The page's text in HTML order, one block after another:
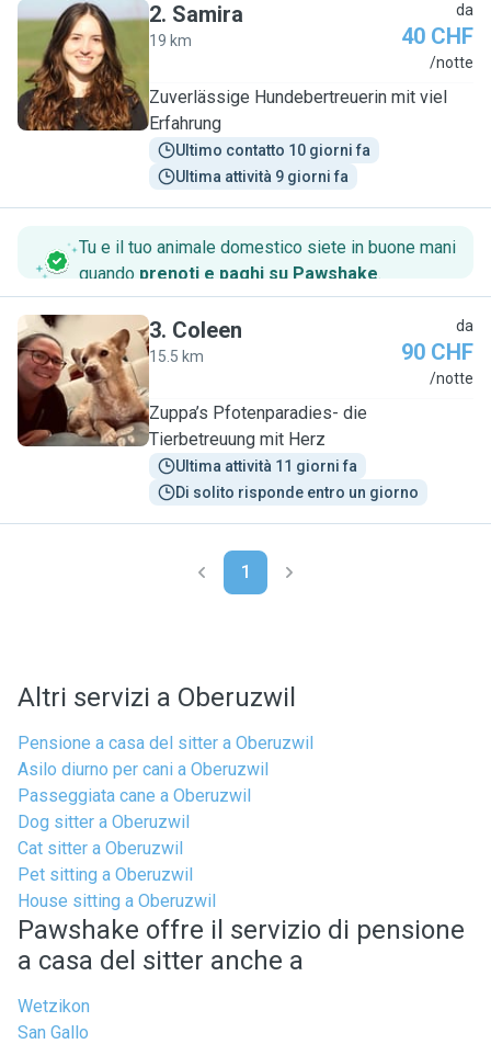
S
2. Samira
19 km
da
40 CHF
/notte
Zuverlässige Hundebertreuerin mit viel
Erfahrung
Ultimo contatto 10 giorni fa
Ultima attività 9 giorni fa
Tu e il tuo animale domestico siete in buone mani
quando prenoti e paghi su Pawshake.
C
3. Coleen
15.5 km
da
90 CHF
/notte
Zuppa’s Pfotenparadies- die
Tierbetreuung mit Herz
Ultima attività 11 giorni fa
Di solito risponde entro un giorno
1
Altri servizi a Oberuzwil
Pensione a casa del sitter a Oberuzwil
Asilo diurno per cani a Oberuzwil
Passeggiata cane a Oberuzwil
Dog sitter a Oberuzwil
Cat sitter a Oberuzwil
Pet sitting a Oberuzwil
House sitting a Oberuzwil
Pawshake offre il servizio di pensione
a casa del sitter anche a
Wetzikon
San Gallo